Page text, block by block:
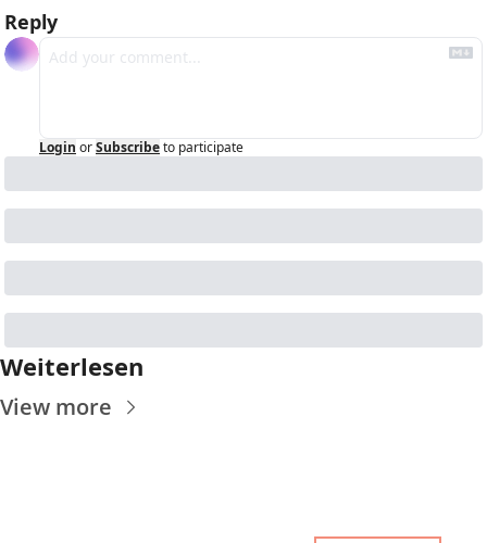
Reply
Login orSubscribeto participate
Weiterlesen
View more